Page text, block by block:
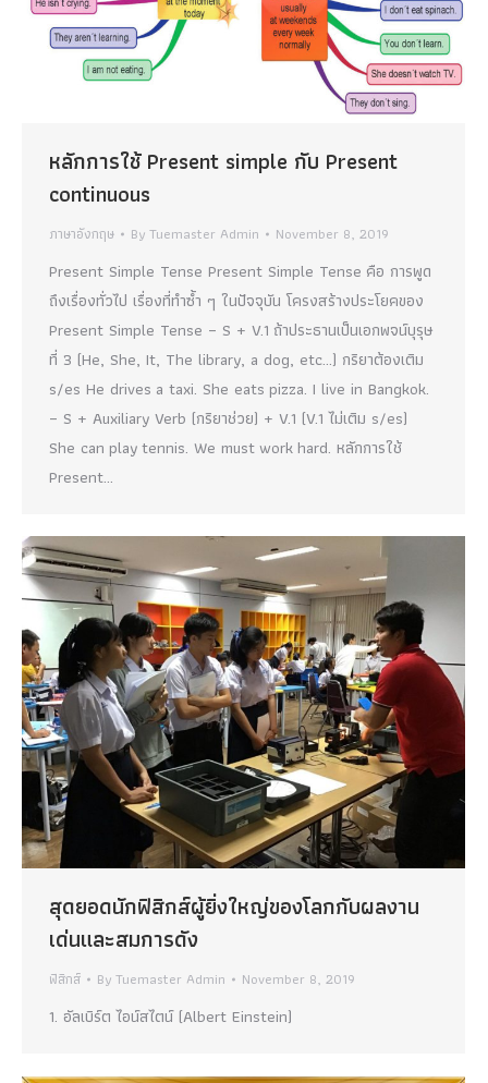
หลักการใช้ Present simple กับ Present
continuous
ภาษาอังกฤษ ByTuemaster Admin November 8, 2019
Present Simple Tense Present Simple Tense คือ การพูด
ถึงเรื่องทั่วไป เรื่องที่ทำซ้ำ ๆ ในปัจจุบัน โครงสร้างประโยคของ
Present Simple Tense – S + V.1 ถ้าประธานเป็นเอกพจน์บุรุษ
ที่ 3 (He, She, It, The library, a dog, etc…) กริยาต้องเติม
s/es He drives a taxi. She eats pizza. I live in Bangkok.
– S + Auxiliary Verb (กริยาช่วย) + V.1 (V.1 ไม่เติม s/es)
She can play tennis. We must work hard. หลักการใช้
Present…
สุดยอดนักฟิสิกส์ผู้ยิ่งใหญ่ของโลกกับผลงาน
เด่นและสมการดัง
ฟิสิกส์ ByTuemaster Admin November 8, 2019
1. อัลเบิร์ต ไอน์สไตน์ (Albert Einstein)